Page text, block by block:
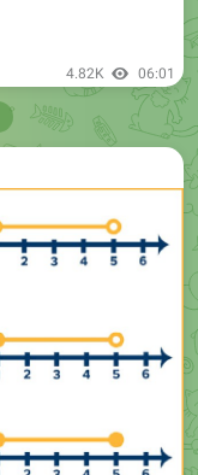
4.82K 06:01